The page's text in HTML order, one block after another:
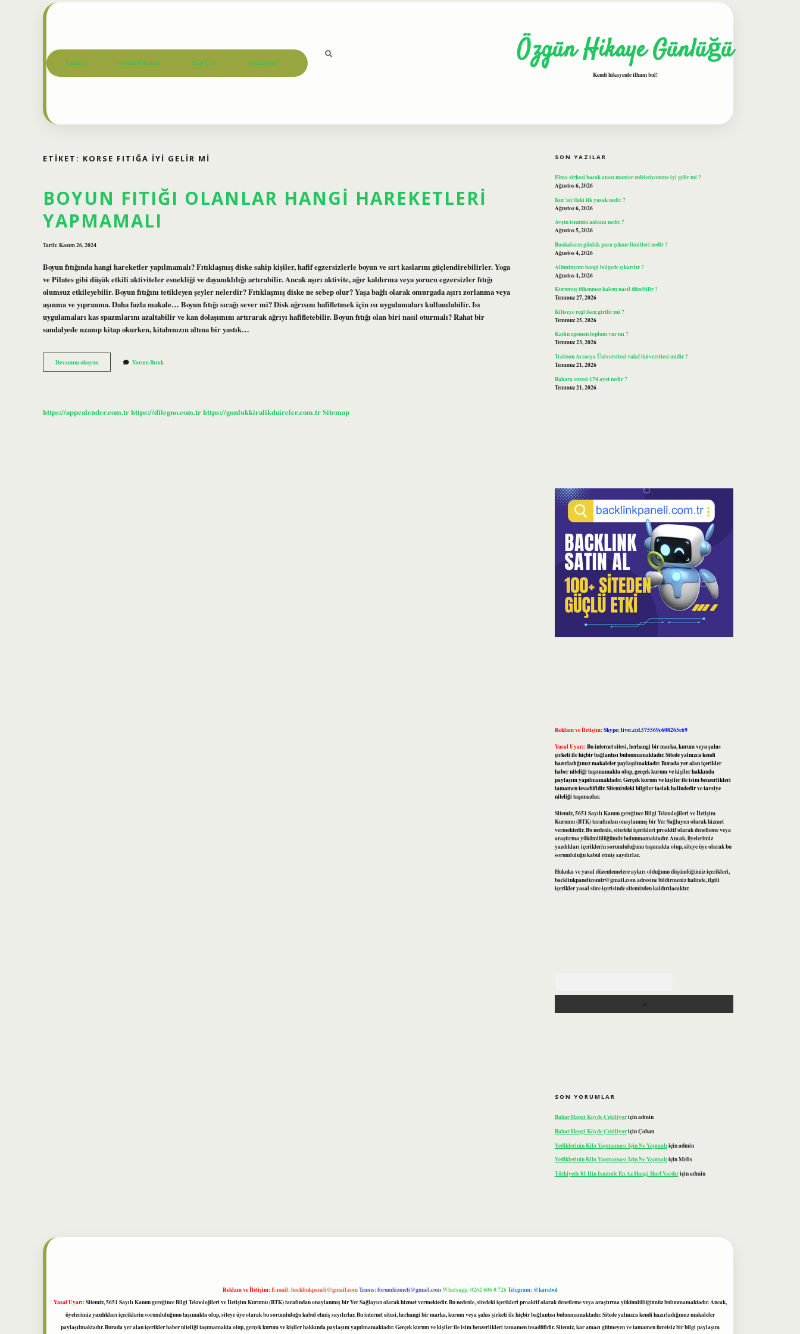
Anasayfa Gizlilik Politikası Yasal Uyarı Hakkımızda Özgün Hikaye Günlüğü
Kendi hikayenle ilham bul!
ETIKET: KORSE FITIĞA IYI GELIR MI
BOYUN FITIĞI OLANLAR HANGI HAREKETLERI
YAPMAMALI
Tarih: Kasım 26, 2024
Boyun fıtığında hangi hareketler yapılmamalı? Fıtıklaşmış diske sahip kişiler, hafif egzersizlerle boyun ve sırt kaslarını güçlendirebilirler. Yoga
ve Pilates gibi düşük etkili aktiviteler esnekliği ve dayanıklılığı artırabilir. Ancak aşırı aktivite, ağır kaldırma veya yorucu egzersizler fıtığı
olumsuz etkileyebilir. Boyun fıtığını tetikleyen şeyler nelerdir? Fıtıklaşmış diske ne sebep olur? Yaşa bağlı olarak omurgada aşırı zorlanma veya
aşınma ve yıpranma. Daha fazla makale… Boyun fıtığı sıcağı sever mi? Disk ağrısını hafifletmek için ısı uygulamaları kullanılabilir. Isı
uygulamaları kas spazmlarını azaltabilir ve kan dolaşımını artırarak ağrıyı hafifletebilir. Boyun fıtığı olan biri nasıl oturmalı? Rahat bir
sandalyede uzanıp kitap okurken, kitabınızın altına bir yastık…
Devamını okuyunBoyun
Fıtığı
Yorum Bırak
https://appcalender.com.trhttps://dilegno.com.trhttps://gunlukkiralikdaireler.com.trSitemap
SON YAZILAR
Elma sirkesi bacak arası mantar enfeksiyonuna iyi gelir mi ?
Ağustos 6, 2026
Kur’an’daki ilk yasak nedir ?
Ağustos 6, 2026
Avşin isminin anlamı nedir ?
Ağustos 5, 2026
Bankaların günlük para çekme limitleri nedir ?
Ağustos 4, 2026
Alüminyum hangi bölgede çıkarılır ?
Ağustos 4, 2026
Kurumuş tükenmez kalem nasıl düzeltilir ?
Temmuz 27, 2026
Kiliseye regl iken girilir mi ?
Temmuz 25, 2026
Kadın egemen toplum var mı ?
Temmuz 23, 2026
Trabzon Avrasya Üniversitesi vakıf üniversitesi midir ?
Temmuz 21, 2026
Bakara suresi 174 ayet nedir ?
Temmuz 21, 2026
Reklam ve İletişim:Skype: live:.cid.575569c608265c69
Yasal Uyarı:Bu internet sitesi, herhangi bir marka, kurum veya şahıs
şirketi ile hiçbir bağlantısı bulunmamaktadır. Sitede yalnızca kendi
hazırladığımız makaleler paylaşılmaktadır. Burada yer alan içerikler
haber niteliği taşımamakta olup, gerçek kurum ve kişiler hakkında
paylaşım yapılmamaktadır. Gerçek kurum ve kişiler ile isim benzerlikleri
tamamen tesadüfidir. Sitemizdeki bilgiler taslak halindedir ve tavsiye
niteliği taşımazlar.
Sitemiz, 5651 Sayılı Kanun gereğince Bilgi Teknolojileri ve İletişim
Kurumu (BTK) tarafından onaylanmış bir Yer Sağlayıcı olarak hizmet
vermektedir. Bu nedenle, sitedeki içerikleri proaktif olarak denetleme veya
araştırma yükümlülüğümüz bulunmamaktadır. Ancak, üyelerimiz
yazdıkları içeriklerin sorumluluğunu taşımakta olup, siteye üye olarak bu
sorumluluğu kabul etmiş sayılırlar.
Hukuka ve yasal düzenlemelere aykırı olduğunu düşündüğünüz içerikleri,
backlinkpanelicomtr@gmail.comadresine bildirmeniz halinde, ilgili
içerikler yasal süre içerisinde sitemizden kaldırılacaktır.
SON YORUMLAR
Bahar Hangi Köyde Çekiliyoriçinadmin
Bahar Hangi Köyde ÇekiliyoriçinÇoban
Yediklerinin Kilo Yapmaması Için Ne Yapmalı içinadmin
Yediklerinin Kilo Yapmaması Için Ne YapmalıiçinMelis
Türkiyede 81 Ilin Isminde En Az Hangi Harf Vardıriçinadmin
Reklam ve İletişim:E-mail:backlinkpaneli@gmail.comTeams:forumhizmeti@gmail.comWhatsapp: 0262 606 0 726Telegram: @karabul
Yasal Uyarı:Sitemiz, 5651 Sayılı Kanun gereğince Bilgi Teknolojileri ve İletişim Kurumu (BTK) tarafından onaylanmış bir Yer Sağlayıcı olarak hizmet vermektedir. Bu nedenle, sitedeki içerikleri proaktif olarak denetleme veya araştırma yükümlülüğümüz bulunmamaktadır. Ancak,
üyelerimiz yazdıkları içeriklerin sorumluluğunu taşımakta olup, siteye üye olarak bu sorumluluğu kabul etmiş sayılırlar. Bu internet sitesi, herhangi bir marka, kurum veya şahıs şirketi ile hiçbir bağlantısı bulunmamaktadır. Sitede yalnızca kendi hazırladığımız makaleler
paylaşılmaktadır. Burada yer alan içerikler haber niteliği taşımamakta olup, gerçek kurum ve kişiler hakkında paylaşım yapılmamaktadır. Gerçek kurum ve kişiler ile isim benzerlikleri tamamen tesadüfidir. Sitemiz, kar amacı gütmeyen ve tamamen ücretsiz bir bilgi paylaşım